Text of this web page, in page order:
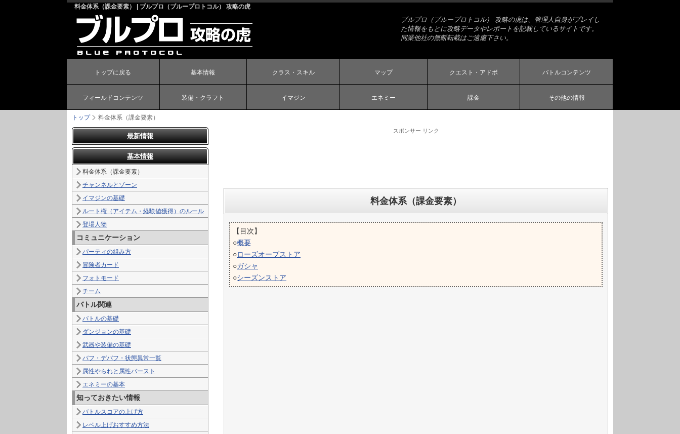
料金体系（課金要素） | ブルプロ（ブループロトコル） 攻略の虎
ブルプロ（ブループロトコル） 攻略の虎は、管理人自身がプレイし
た情報をもとに攻略データやレポートを記載しているサイトです。
同業他社の無断転載はご遠慮下さい。
トップに戻る 基本情報 クラス・スキル マップ クエスト・アドボ バトルコンテンツ
フィールドコンテンツ 装備・クラフト イマジン エネミー 課金 その他の情報
トップ 料金体系（課金要素）
スポンサー リンク
料金体系（課金要素）
【目次】
○概要
○ローズオーブストア
○ガシャ
○シーズンストア
最新情報
基本情報
料金体系（課金要素）
チャンネルとゾーン
イマジンの基礎
ルート権（アイテム・経験値獲得）のルール
登場人物
コミュニケーション
パーティの組み方
冒険者カード
フォトモード
チーム
バトル関連
バトルの基礎
ダンジョンの基礎
武器や装備の基礎
バフ・デバフ・状態異常一覧
属性やられと属性バースト
エネミーの基本
知っておきたい情報
バトルスコアの上げ方
レベル上げおすすめ方法